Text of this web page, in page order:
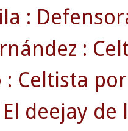
:
:
: Celtista
deejay de